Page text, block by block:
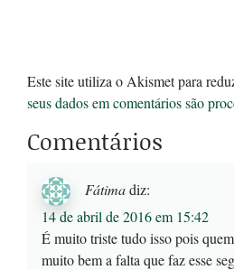
Este site utiliza o Akismet para
seus dados em comentários são
Comentários
Fátimadiz:
14 de abril de 2016 em 15:42
É muito triste tudo isso pois
muito bem a falta que faz esse